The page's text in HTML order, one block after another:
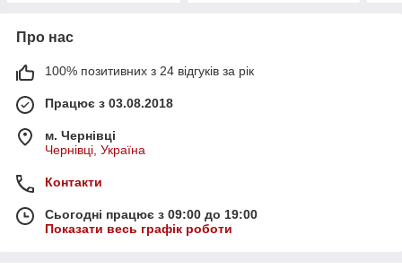
Про нас
100% позитивних з 24 відгуків за рік
Працює з 03.08.2018
м. Чернівці
Чернівці, Україна
Контакти
Сьогодні працює з 09:00 до 19:00
Показати весь графік роботи